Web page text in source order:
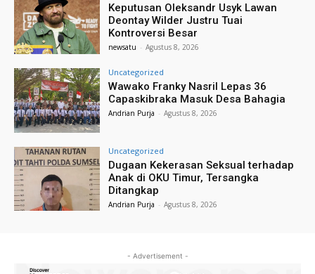
Keputusan Oleksandr Usyk Lawan
Deontay Wilder Justru Tuai
Kontroversi Besar
newsatu - Agustus 8, 2026
Uncategorized
Wawako Franky Nasril Lepas 36
Capaskibraka Masuk Desa Bahagia
Andrian Purja - Agustus 8, 2026
Uncategorized
Dugaan Kekerasan Seksual terhadap
Anak di OKU Timur, Tersangka
Ditangkap
Andrian Purja - Agustus 8, 2026
- Advertisement -